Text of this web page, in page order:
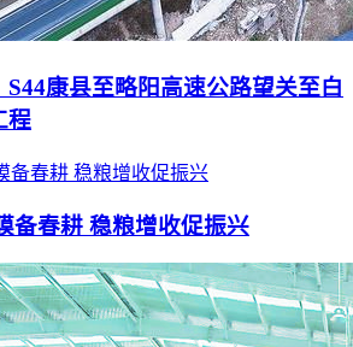
S44康县至略阳高速公路望关至白
程
备春耕 稳粮增收促振兴